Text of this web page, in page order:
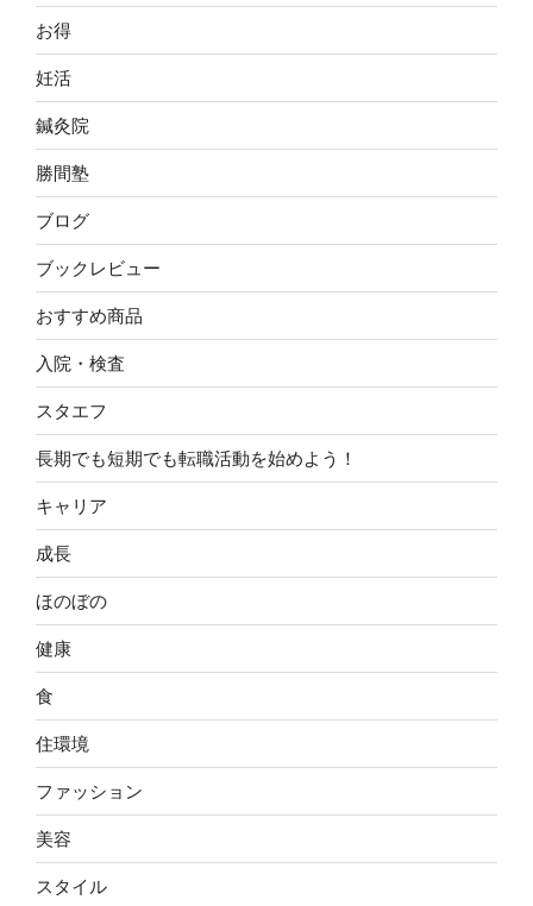
お得
妊活
鍼灸院
勝間塾
ブログ
ブックレビュー
おすすめ商品
入院・検査
スタエフ
長期でも短期でも転職活動を始めよう！
キャリア
成長
ほのぼの
健康
食
住環境
ファッション
美容
スタイル